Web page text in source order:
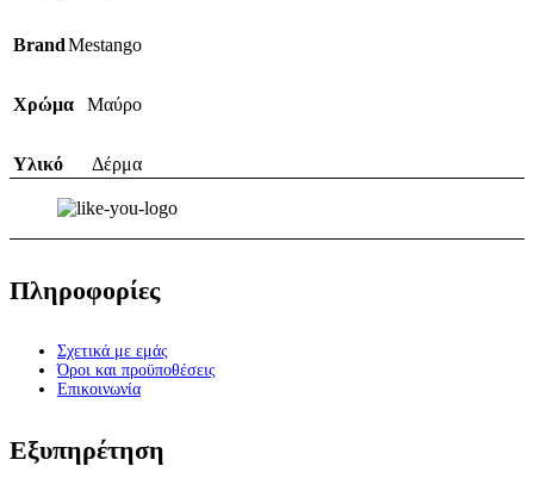
BrandMestango
Χρώμα Μαύρο
Υλικό Δέρμα
Πληροφορίες
Σχετικά με εμάς
Όροι και προϋποθέσεις
Επικοινωνία
Εξυπηρέτηση